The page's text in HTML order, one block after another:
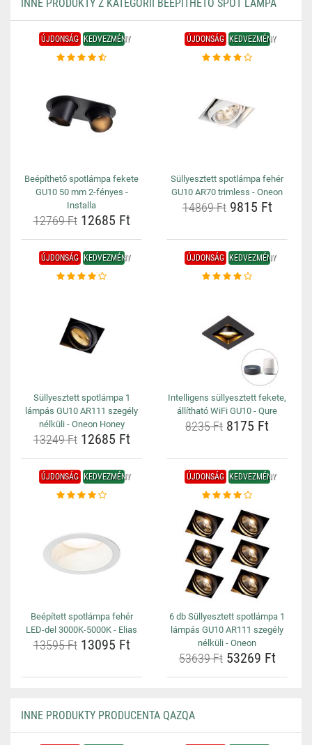
INNE PRODUKTY Z KATEGORII BEEPITHETO SPOT LAMPA
ÚJDONSÁG KEDVEZMÉNY
Beépíthető spotlámpa fekete
GU10 50 mm 2-fényes -
Installa
12769 Ft12685 Ft
ÚJDONSÁG KEDVEZMÉNY
Süllyesztett spotlámpa fehér
GU10 AR70 trimless - Oneon
14869 Ft9815 Ft
ÚJDONSÁG KEDVEZMÉNY
Süllyesztett spotlámpa 1
lámpás GU10 AR111 szegély
nélküli - Oneon Honey
13249 Ft12685 Ft
ÚJDONSÁG KEDVEZMÉNY
Intelligens süllyesztett fekete,
állítható WiFi GU10 - Qure
8235 Ft 8175 Ft
ÚJDONSÁG KEDVEZMÉNY
Beépített spotlámpa fehér
LED-del 3000K-5000K - Elias
13595 Ft13095 Ft
ÚJDONSÁG KEDVEZMÉNY
6 db Süllyesztett spotlámpa 1
lámpás GU10 AR111 szegély
nélküli - Oneon
53639 Ft53269 Ft
INNE PRODUKTY PRODUCENTA QAZQA